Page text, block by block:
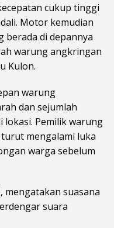
cukup tinggi
Motor kemudian
berada di depannya
warung angkringan
Kulon.
warung
dan sejumlah
lokasi. Pemilik warung
mengalami luka
warga sebelum
mengatakan suasana
suara